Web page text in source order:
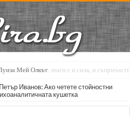
големия поет винаги е и сила, и
Иванов: Ако четете стойностни
кушетка